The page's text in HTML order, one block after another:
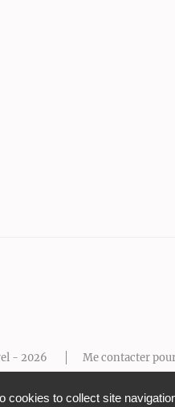
- 2026 Me contacter
cookies to collect site